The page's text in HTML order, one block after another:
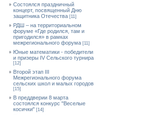
Состоялся праздничный
концерт, посвященный Дню
защитника Отечества [11]
РДШ – на территориальном
форуме «Где родился, там и
пригодился» в рамках
межрегионального форума [11]
Юные математики - победители
и призеры IV Сельского турнира
[12]
Второй этап III
Межрегионального форума
сельских школ и малых городов
[15]
В преддверии 8 марта
состоялся конкурс "Веселые
косички" [14]